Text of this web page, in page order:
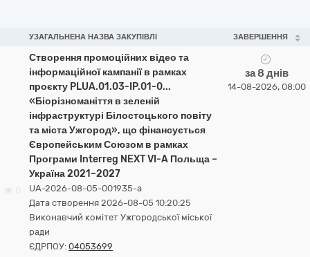
УЗАГАЛЬНЕНА НАЗВА ЗАКУПІВЛІ ЗАВЕРШЕННЯ
Створення промоційних відео та
інформаційної кампанії в рамках
проєкту PLUA.01.03-IP.01-0...
«Біорізноманіття в зеленій
інфраструктурі Білостоцького повіту
та міста Ужгород», що фінансується
Європейським Союзом в рамках
Програми Interreg NEXT VI-A Польща –
Україна 2021–2027
UA-2026-08-05-001935-a
Дата створення 2026-08-05 10:20:25
Виконавчий комітет Ужгородської міської
ради
ЄДРПОУ: 04053699
за 8 днів
14-08-2026, 08:00